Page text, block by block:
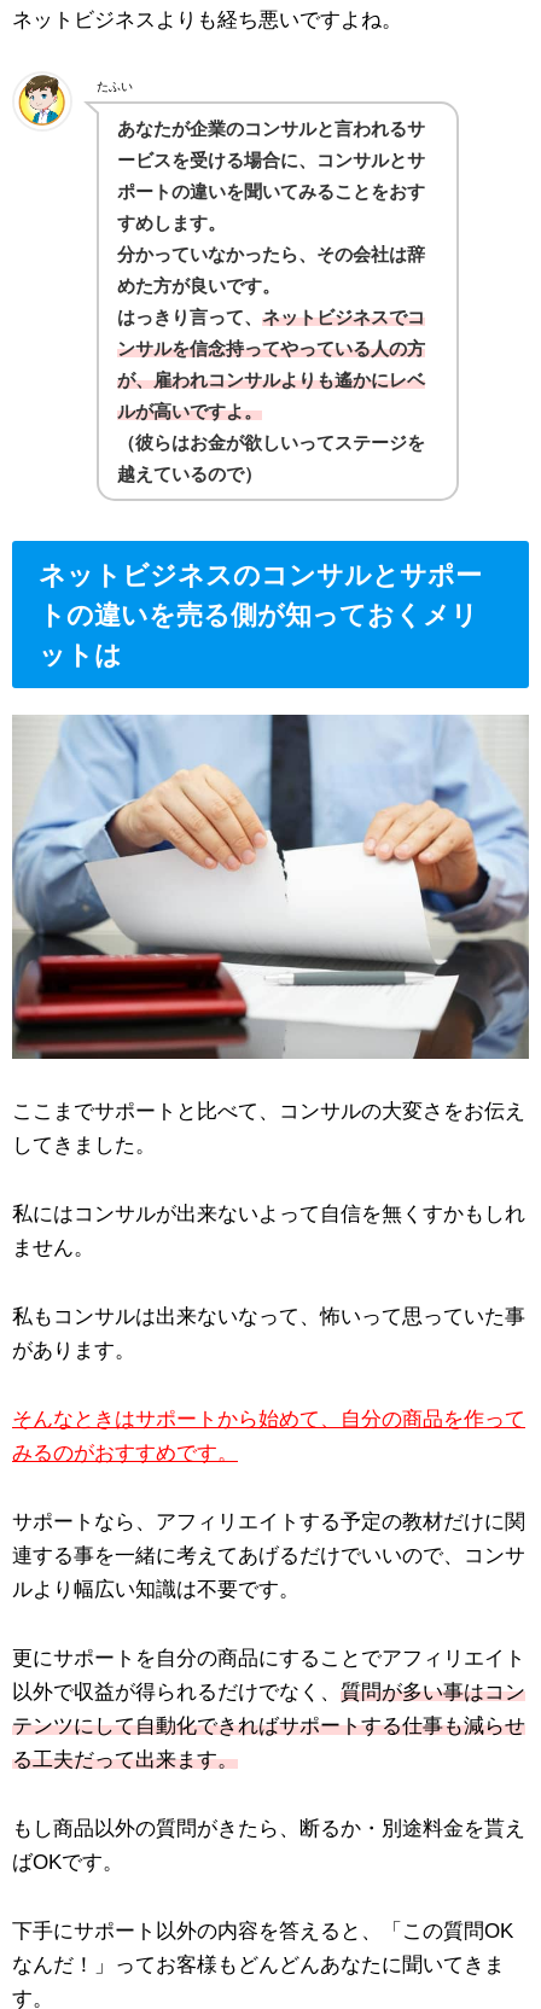
ネットビジネスよりも経ち悪いですよね。
たふい
あなたが企業のコンサルと言われるサ
ービスを受ける場合に、コンサルとサ
ポートの違いを聞いてみることをおす
すめします。
分かっていなかったら、その会社は辞
めた方が良いです。
はっきり言って、ネットビジネスでコ
ンサルを信念持ってやっている人の方
が、雇われコンサルよりも遙かにレベ
ルが高いですよ。
（彼らはお金が欲しいってステージを
越えているので）
ネットビジネスのコンサルとサポー
トの違いを売る側が知っておくメリ
ットは
ここまでサポートと比べて、コンサルの大変さをお伝え
してきました。
私にはコンサルが出来ないよって自信を無くすかもしれ
ません。
私もコンサルは出来ないなって、怖いって思っていた事
があります。
そんなときはサポートから始めて、自分の商品を作って
みるのがおすすめです。
サポートなら、アフィリエイトする予定の教材だけに関
連する事を一緒に考えてあげるだけでいいので、コンサ
ルより幅広い知識は不要です。
更にサポートを自分の商品にすることでアフィリエイト
以外で収益が得られるだけでなく、 質問が多い事はコン
テンツにして自動化できればサポートする仕事も減らせ
る工夫だって出来ます。
もし商品以外の質問がきたら、断るか・別途料金を貰え
ばOKです。
下手にサポート以外の内容を答えると、「この質問OK
なんだ！」ってお客様もどんどんあなたに聞いてきま
す。